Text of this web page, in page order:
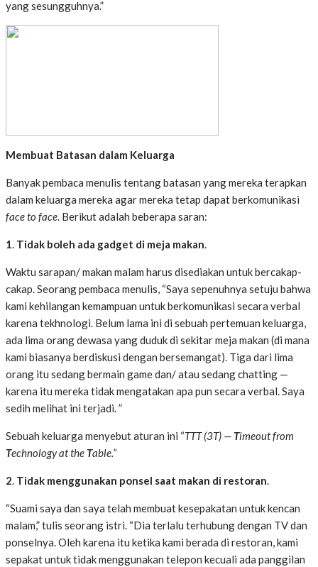
yang sesungguhnya.”
Membuat Batasan dalam Keluarga
Banyak pembaca menulis tentang batasan yang mereka terapkan
dalam keluarga mereka agar mereka tetap dapat berkomunikasi
face to face. Berikut adalah beberapa saran:
1. Tidak boleh ada gadget di meja makan.
Waktu sarapan/ makan malam harus disediakan untuk bercakap-
cakap. Seorang pembaca menulis, “Saya sepenuhnya setuju bahwa
kami kehilangan kemampuan untuk berkomunikasi secara verbal
karena tekhnologi. Belum lama ini di sebuah pertemuan keluarga,
ada lima orang dewasa yang duduk di sekitar meja makan (di mana
kami biasanya berdiskusi dengan bersemangat). Tiga dari lima
orang itu sedang bermain game dan/ atau sedang chatting —
karena itu mereka tidak mengatakan apa pun secara verbal. Saya
sedih melihat ini terjadi. ”
Sebuah keluarga menyebut aturan ini “TTT(3T) — Timeoutfrom
Technologyat the Table.”
2. Tidak menggunakan ponsel saat makan di restoran.
“Suami saya dan saya telah membuat kesepakatan untuk kencan
malam,” tulis seorang istri. “Dia terlalu terhubung dengan TV dan
ponselnya. Oleh karena itu ketika kami berada di restoran, kami
sepakat untuk tidak menggunakan telepon kecuali ada panggilan